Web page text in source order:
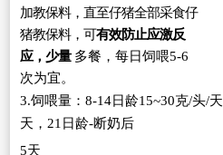
加教保料，直至仔猪全部采食仔
猪教保料，可有效防止应激反
应，少量 多餐，每日饲喂5-6
次为宜。
3.饲喂量： 8-14日龄15~30克/头/天
天 ， 21 日龄-断奶后
5天